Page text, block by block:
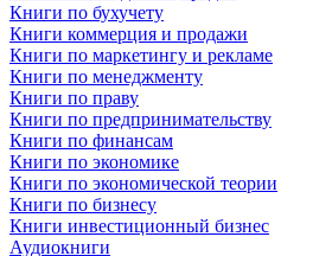
Книги по бухучету
Книги коммерция и продажи
Книги по маркетингу и рекламе
Книги по менеджменту
Книги по праву
Книги по предпринимательству
Книги по финансам
Книги по экономике
Книги по экономической теории
Книги по бизнесу
Книги инвестиционный бизнес
Аудиокниги